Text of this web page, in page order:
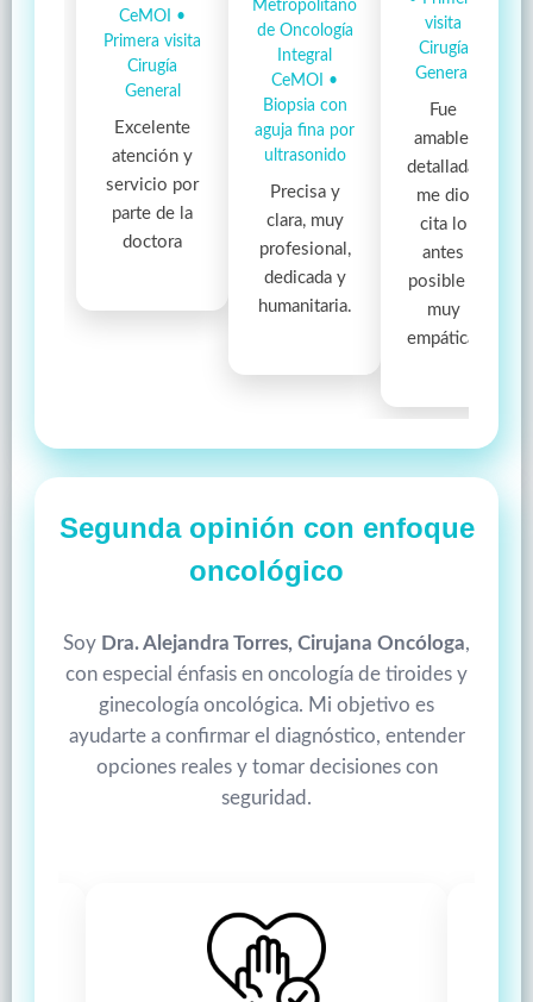
CeMOI •
Primera visita
Cirugía
General
Excelente
atención y
servicio por
parte de la
doctora
Metropolitano
de Oncología
Integral
CeMOI •
Biopsia con
aguja fina por
ultrasonido
Precisa y
clara, muy
profesional,
dedicada y
humanitaria.
visita
Cirugía
General
Fue
amable,
detallada,
me dio
cita lo
antes
posible y
muy
empática.
Segunda opinión con enfoque
oncológico
Soy Dra. Alejandra Torres, Cirujana Oncóloga,
con especial énfasis en oncología de tiroides y
ginecología oncológica. Mi objetivo es
ayudarte a confirmar el diagnóstico, entender
opciones reales y tomar decisiones con
seguridad.